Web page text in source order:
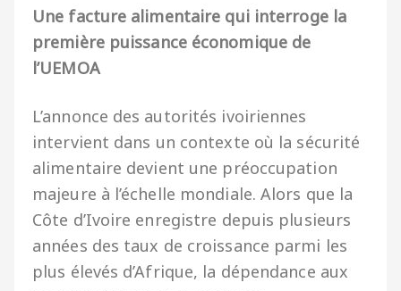
Une facture alimentaire qui interroge la
première puissance économique de
l’UEMOA
L’annonce des autorités ivoiriennes
intervient dans un contexte où la sécurité
alimentaire devient une préoccupation
majeure à l’échelle mondiale. Alors que la
Côte d’Ivoire enregistre depuis plusieurs
années des taux de croissance parmi les
plus élevés d’Afrique, la dépendance aux